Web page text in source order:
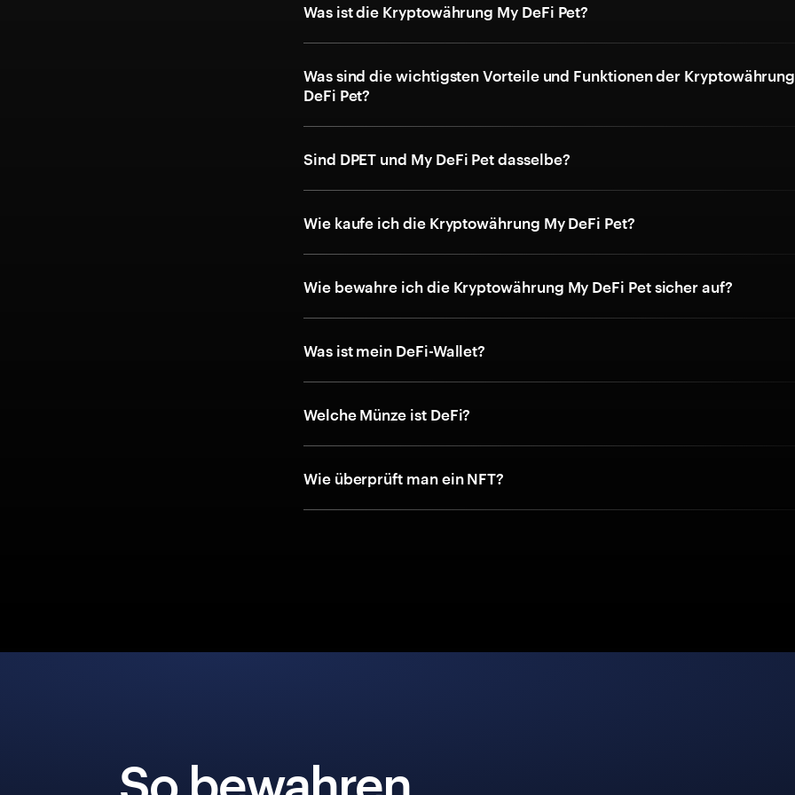
Was ist die Kryptowährung My DeFi Pet?
Was sind die wichtigsten Vorteile und Funktionen der
DeFi Pet?
Sind DPET und My DeFi Pet dasselbe?
Wie kaufe ich die Kryptowährung My DeFi Pet?
Wie bewahre ich die Kryptowährung My DeFi Pet sicher auf?
Was ist mein DeFi-Wallet?
Welche Münze ist DeFi?
Wie überprüft man ein NFT?